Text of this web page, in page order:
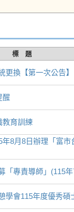
標 題
更換【第一次公告】
醒
教育訓練
年8月8日辦理「富
「專責導師」(115
學會115年度優秀碩